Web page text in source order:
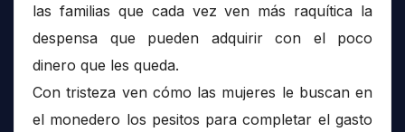
las familias que cada vez ven más raquítica la
despensa que pueden adquirir con el poco
dinero que les queda.
Con tristeza ven cómo las mujeres le buscan en
el monedero los pesitos para completar el gasto